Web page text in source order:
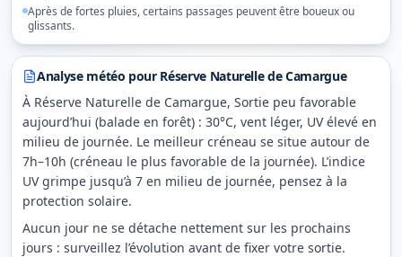
Après de fortes pluies, certains passages peuvent être boueux ou
glissants.
Analyse météo pour Réserve Naturelle de Camargue
À Réserve Naturelle de Camargue, Sortie peu favorable
aujourd’hui (balade en forêt) : 30°C, vent léger, UV élevé en
milieu de journée. Le meilleur créneau se situe autour de
7h–10h (créneau le plus favorable de la journée). L’indice
UV grimpe jusqu’à 7 en milieu de journée, pensez à la
protection solaire.
Aucun jour ne se détache nettement sur les prochains
jours : surveillez l’évolution avant de fixer votre sortie.